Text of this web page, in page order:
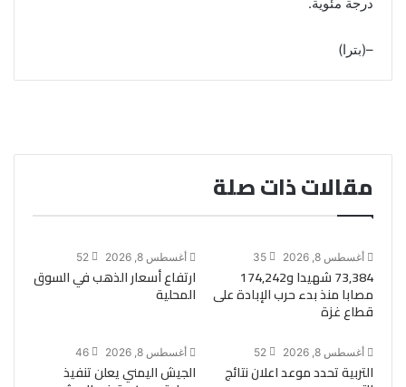
–(بترا)
مقالات ذات صلة
أغسطس 8, 2026 35
73,384 شهيدا و174,242
مصابا منذ بدء حرب الإبادة على
قطاع غزة
أغسطس 8, 2026 52
ارتفاع أسعار الذهب في السوق
المحلية
أغسطس 8, 2026 52
التربية تحدد موعد اعلان نتائج
أغسطس 8, 2026 46
الجيش اليمني يعلن تنفيذ